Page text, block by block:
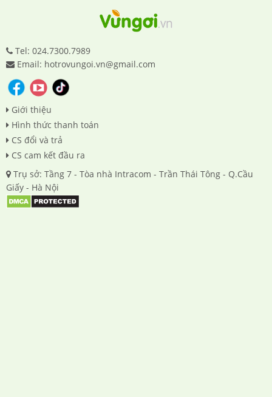
Tel: 024.7300.7989
Email: hotrovungoi.vn@gmail.com
Giới thiệu
Hình thức thanh toán
CS đổi và trả
CS cam kết đầu ra
Trụ sở: Tầng 7 - Tòa nhà Intracom - Trần Thái Tông - Q.Cầu
Giấy - Hà Nội